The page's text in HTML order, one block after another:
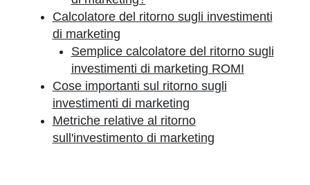
Calcolatore del ritorno sugli investimenti
di marketing
Semplice calcolatore del ritorno sugli
investimenti di marketing ROMI
Cose importanti sul ritorno sugli
investimenti di marketing
Metriche relative al ritorno
sull'investimento di marketing